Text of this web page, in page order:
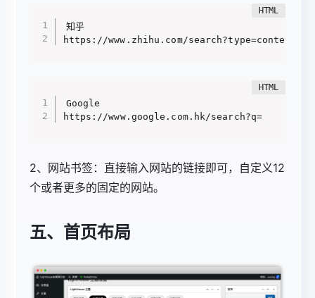
知乎
https://www.zhihu.com/search?type=content&q=
Google
https://www.google.com.hk/search?q=
2、网站书签：直接输入网站的链接即可， 自定义12
个或者更多的固定的网站。
五、首页布局